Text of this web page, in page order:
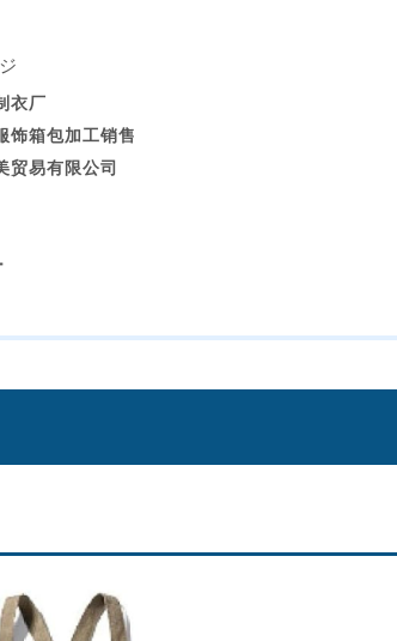
衣厂
箱包加工销售
易有限公司